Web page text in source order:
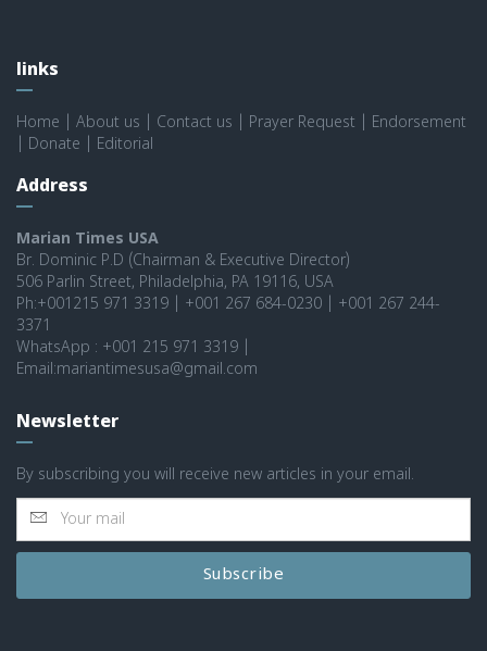
links
Home About us Contact us Prayer Request
Endorsement
Donate Editorial
Address
Marian Times USA
Br. Dominic P.D (Chairman & Executive Director)
506 Parlin Street, Philadelphia, PA 19116, USA
Ph:+001215 971 3319 | +001 267 684-0230 | +001 267 244-
3371
WhatsApp : +001 215 971 3319 |
Email:mariantimesusa@gmail.com
Newsletter
By subscribing you will receive new articles in your email.
Subscribe